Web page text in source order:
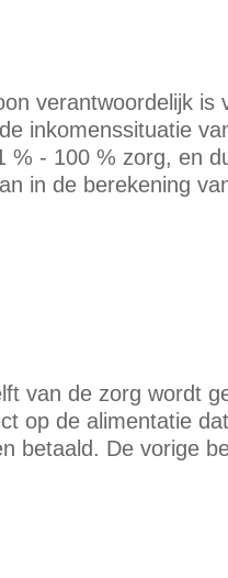
verantwoordelijk is
inkomenssituatie
- 100 % zorg, en
in de berekening
van de zorg wordt
op de alimentatie
betaald. De vorige